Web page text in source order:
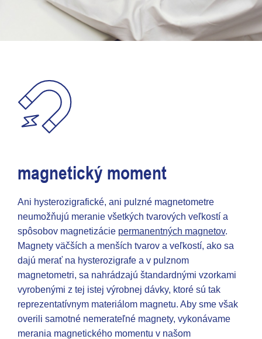
magnetický moment
Ani hysterozigrafické, ani pulzné magnetometre
neumožňujú meranie všetkých tvarových veľkostí a
spôsobov magnetizácie permanentných magnetov.
Magnety väčších a menších tvarov a veľkostí, ako sa
dajú merať na hysterozigrafe a v pulznom
magnetometri, sa nahrádzajú štandardnými vzorkami
vyrobenými z tej istej výrobnej dávky, ktoré sú tak
reprezentatívnym materiálom magnetu. Aby sme však
overili samotné nemerateľné magnety, vykonávame
merania magnetického momentu v našom